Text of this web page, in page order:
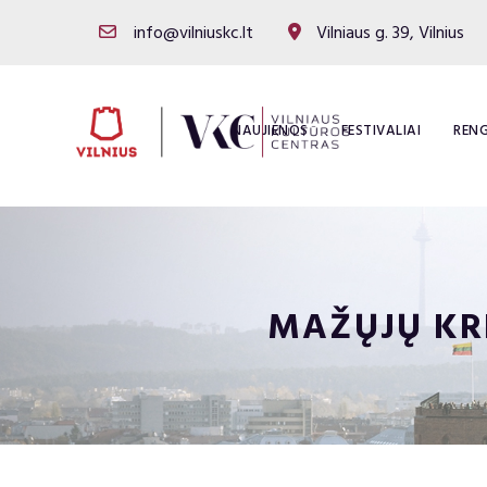
info@vilniuskc.lt Vilniaus g. 39, Vilnius
NAUJIENOS FESTIVALIAI
MAŽŲJŲ